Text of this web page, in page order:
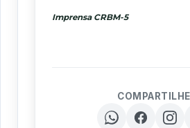
Imprensa CRBM-5